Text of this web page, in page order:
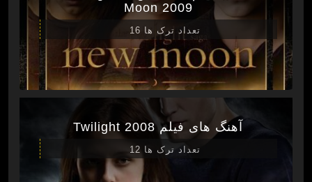
Moon 2009
تعداد ترک ها 16
آهنگ های فیلم Twilight 2008
تعداد ترک ها 12